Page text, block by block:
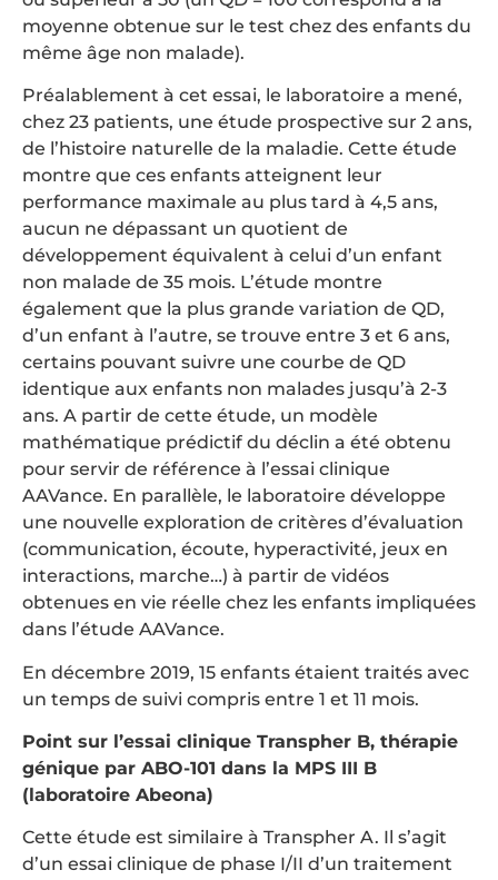
moyenne obtenue sur le test chez des enfants du
même âge non malade).
Préalablement à cet essai, le laboratoire a mené,
chez 23 patients, une étude prospective sur 2 ans,
de l’histoire naturelle de la maladie. Cette étude
montre que ces enfants atteignent leur
performance maximale au plus tard à 4,5 ans,
aucun ne dépassant un quotient de
développement équivalent à celui d’un enfant
non malade de 35 mois. L’étude montre
également que la plus grande variation de QD,
d’un enfant à l’autre, se trouve entre 3 et 6 ans,
certains pouvant suivre une courbe de QD
identique aux enfants non malades jusqu’à 2-3
ans. A partir de cette étude, un modèle
mathématique prédictif du déclin a été obtenu
pour servir de référence à l’essai clinique
AAVance. En parallèle, le laboratoire développe
une nouvelle exploration de critères d’évaluation
(communication, écoute, hyperactivité, jeux en
interactions, marche…) à partir de vidéos
obtenues en vie réelle chez les enfants impliquées
dans l’étude AAVance.
En décembre 2019, 15 enfants étaient traités avec
un temps de suivi compris entre 1 et 11 mois.
Point sur l’essai clinique Transpher B, thérapie
génique par ABO-101 dans la MPS III B
(laboratoire Abeona)
Cette étude est similaire à Transpher A. Il s’agit
d’un essai clinique de phase I/II d’un traitement